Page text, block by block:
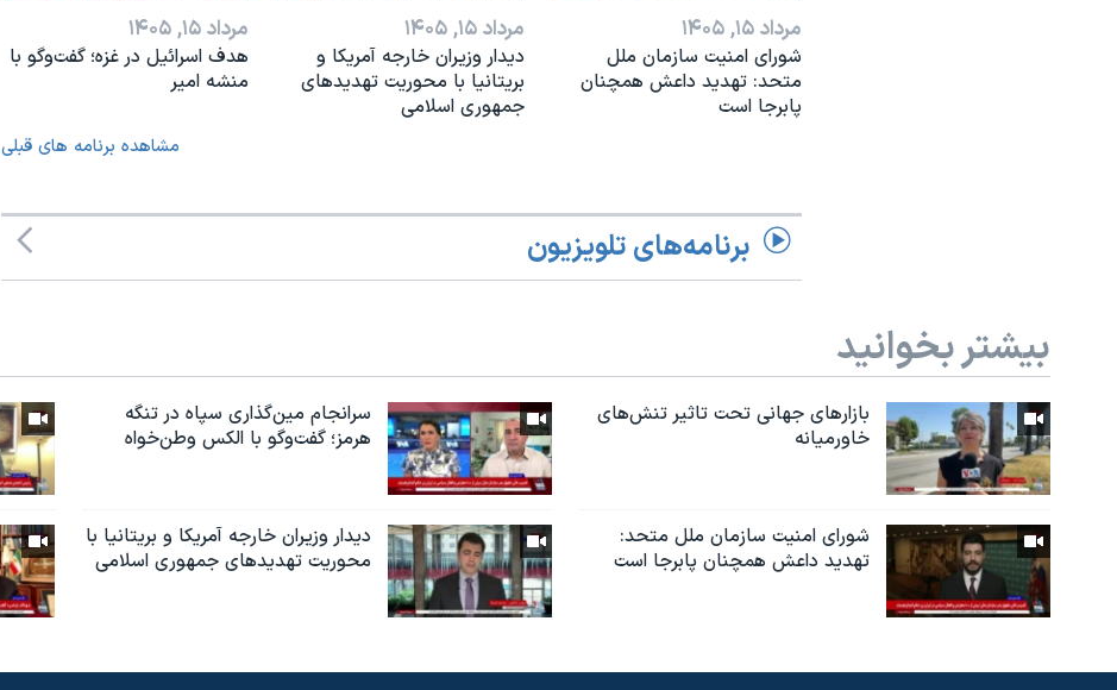
مرداد ۱۵, ۱۴۰۵
شورای امنیت سازمان ملل
متحد: تهدید داعش همچنان
پابرجا است
مرداد ۱۵, ۱۴۰۵
دیدار وزیران خارجە آمریکا و
بریتانیا با محوریت تهدیدهای
جمهوری اسلامی
مرداد ۱۵, ۱۴۰۵
هدف اسرائیل در غزه؛ گفت‌وگو با
منشه امیر
مشاهده برنامه های قبلی
برنامه‌های تلویزیون
بیشتر بخوانید
بازارهای جهانی تحت تاثیر تنش‌های
خاورمیانه
سرانجام مین‌گذاری‌ سپاه در تنگه
هرمز؛ گفت‌وگو با الکس وطن‌خواه
شورای امنیت سازمان ملل متحد:
تهدید داعش همچنان پابرجا است
دیدار وزیران خارجە آمریکا و بریتانیا با
محوریت تهدیدهای جمهوری اسلامی